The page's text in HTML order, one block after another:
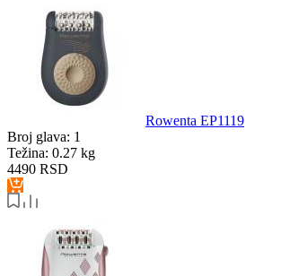
Rowenta EP1119
Broj glava: 1
Težina: 0.27 kg
4490 RSD